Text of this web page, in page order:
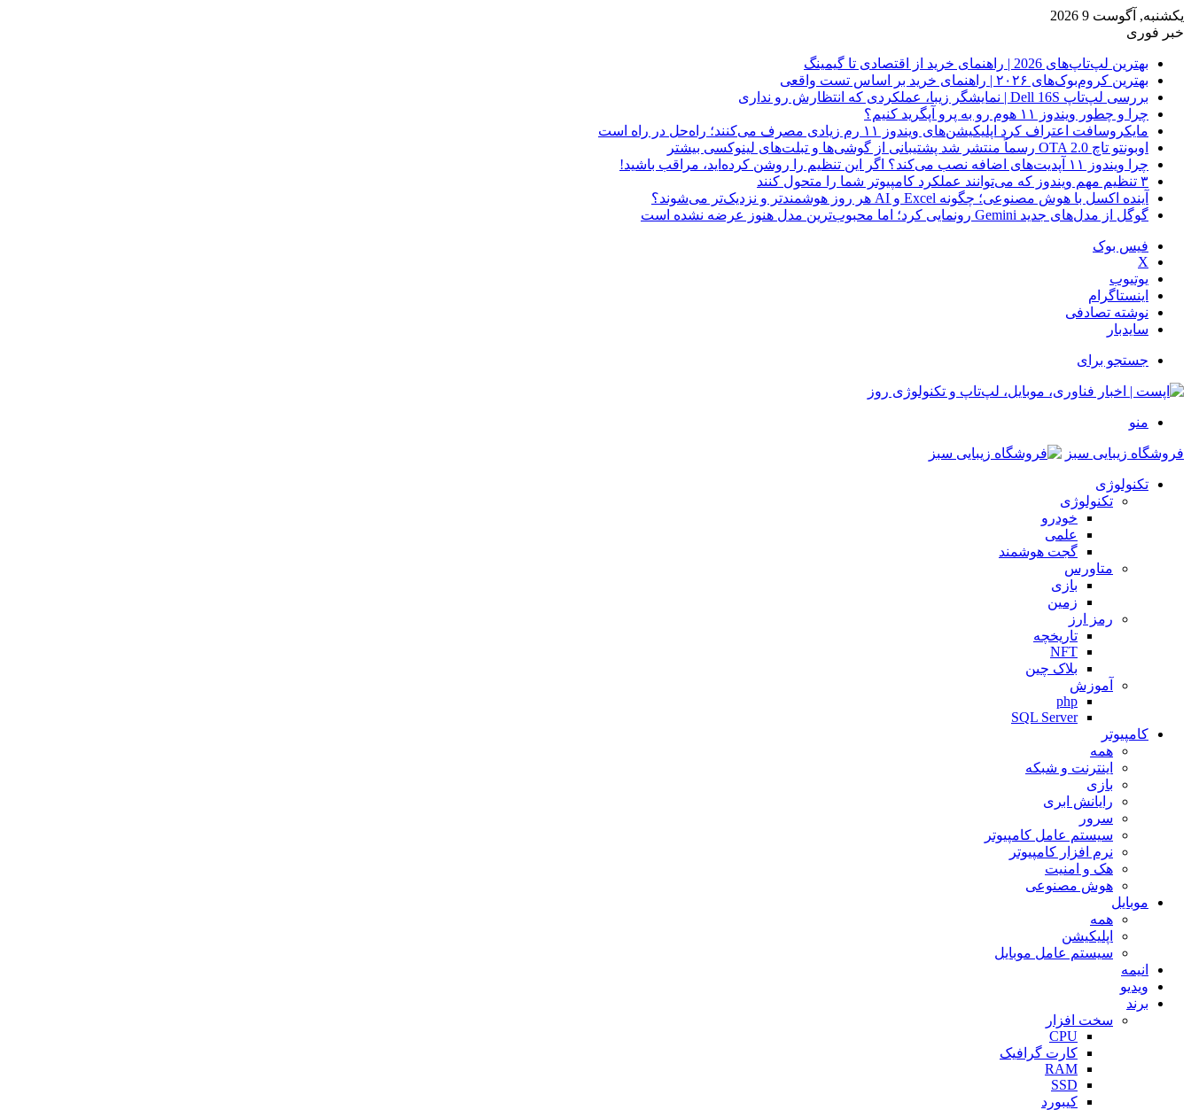
یکشنبه, آگوست 9 2026
خبر فوری
بهترین لپ‌تاپ‌های 2026 | راهنمای خرید از اقتصادی تا گیمینگ
بهترین کروم‌بوک‌های ۲۰۲۶ | راهنمای خرید بر اساس تست واقعی
بررسی لپ‌تاپ Dell 16S | نمایشگر زیبا، عملکردی که انتظارش رو نداری
چرا و چطور ویندوز ۱۱ هوم رو به پرو آپگرید کنیم؟
مایکروسافت اعتراف کرد اپلیکیشن‌های ویندوز ۱۱ رم زیادی مصرف می‌کنند؛ راه‌حل در راه است
اوبونتو تاچ OTA 2.0 رسماً منتشر شد پشتیبانی از گوشی‌ها و تبلت‌های لینوکسی بیشتر
چرا ویندوز ۱۱ آپدیت‌های اضافه نصب می‌کند؟ اگر این تنظیم را روشن کرده‌اید، مراقب باشید!
۳ تنظیم مهم ویندوز که می‌توانند عملکرد کامپیوتر شما را متحول کنند
آینده اکسل با هوش مصنوعی؛ چگونه Excel و AI هر روز هوشمندتر و نزدیک‌تر می‌شوند؟
گوگل از مدل‌های جدید Gemini رونمایی کرد؛ اما محبوب‌ترین مدل هنوز عرضه نشده است
فیس بوک
X
یوتیوب
اینستاگرام
نوشته تصادفی
سایدبار
جستجو برای
منو
فروشگاه زیبایی سبز
تکنولوژی
تکنولوژی
خودرو
علمی
گجت هوشمند
متاورس
بازی
زمین
رمز ارز
تاریخچه
NFT
بلاک چین
آموزش
php
SQL Server
کامپیوتر
همه
اینترنت و شبکه
بازی
رایانش ابری
سرور
سیستم عامل کامپیوتر
نرم افزار کامپیوتر
هک و امنیت
هوش مصنوعی
موبایل
همه
اپلیکیشن
سیستم عامل موبایل
انیمه
ویدیو
برند
سخت افزار
CPU
کارت گرافیک
RAM
SSD
کیبورد